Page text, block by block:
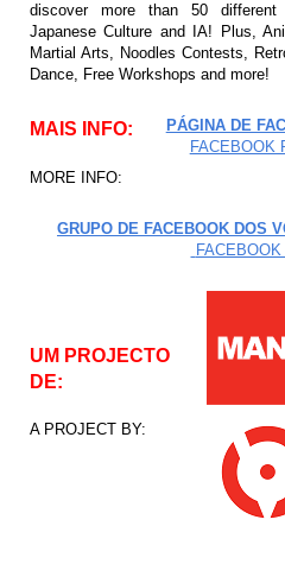
discover more than 50 different
Japanese Culture and IA! Plus,
Martial Arts, Noodles Contests,
Dance, Free Workshops and more!
MAIS INFO:
MORE INFO:
PÁGINA DE
FACEBOOK
GRUPO DE FACEBOOK DOS
UM PROJECTO
DE:
A PROJECT BY: